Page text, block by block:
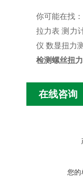
你可能在找：
拉力表 测力
仪 数显扭力
检测螺丝扭
在线咨询
您的